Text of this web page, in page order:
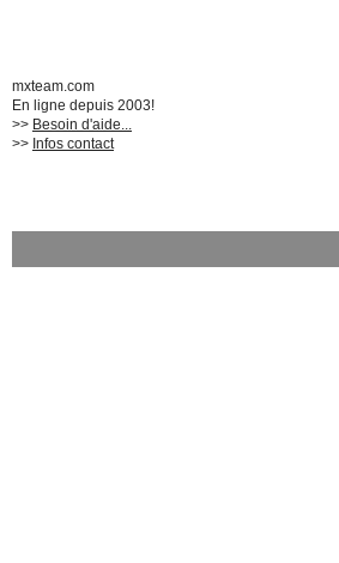
mxteam.com
En ligne depuis 2003!
>> Besoin d'aide...
>> Infos contact